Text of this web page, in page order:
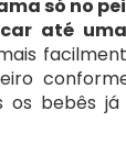
só no
até
bebês